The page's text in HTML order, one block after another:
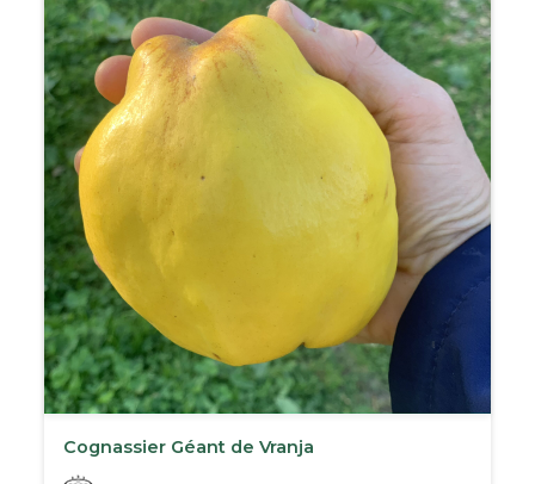
Cognassier Géant de Vranja